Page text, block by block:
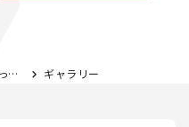
！ ギャラリー